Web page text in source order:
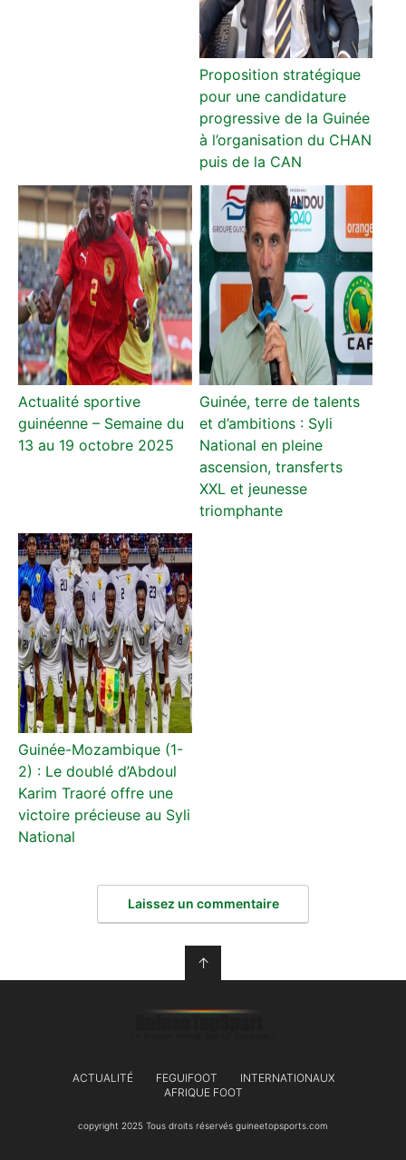
Proposition stratégique
pour une candidature
progressive de la Guinée
à l’organisation du CHAN
puis de la CAN
Actualité sportive
guinéenne – Semaine du
13 au 19 octobre 2025
Guinée, terre de talents
et d’ambitions : Syli
National en pleine
ascension, transferts
XXL et jeunesse
triomphante
Guinée-Mozambique (1-
2) : Le doublé d’Abdoul
Karim Traoré offre une
victoire précieuse au Syli
National
Laissez un commentaire
↑
ACTUALITÉ FEGUIFOOT
INTERNATIONAUX
AFRIQUE FOOT
copyright 2025 Tous droits réservés guineetopsports.com